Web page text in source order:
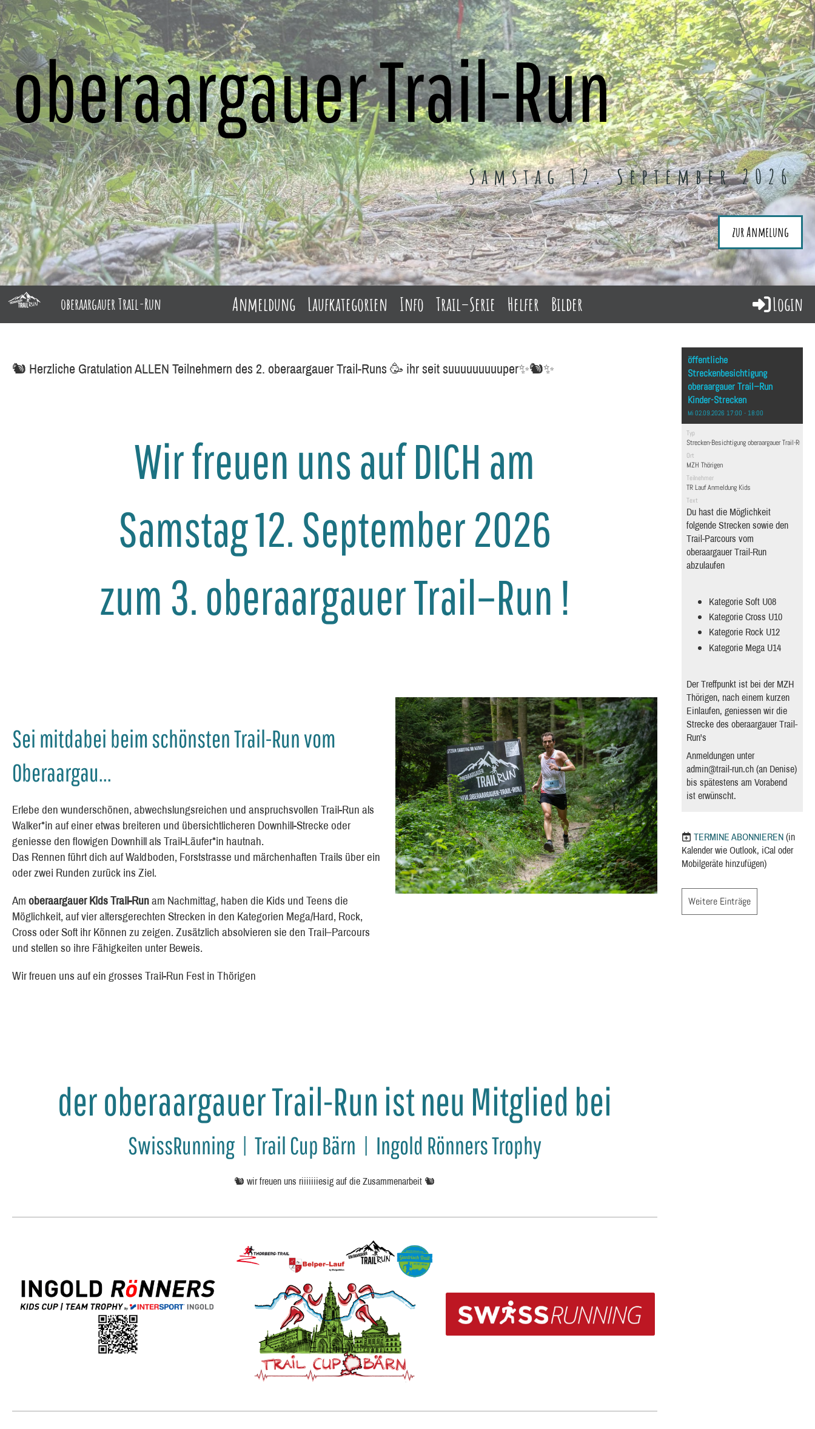
oberaargauer Trail-Run
Samstag 12. September 2026
zur Anmelung
oberaargauer Trail-Run Anmeldung Laufkategorien Info Trail–Serie Helfer Bilder Login
🐿️ Herzliche Gratulation ALLEN Teilnehmern des 2. oberaargauer Trail-Runs 🥳 ihr seit suuuuuuuuuper✨🐿️✨
Wir freuen uns auf DICH am
Samstag 12. September 2026
zum 3. oberaargauer Trail–Run !
Sei mitdabei beim schönsten Trail-Run vom
Oberaargau...
Erlebe den wunderschönen, abwechslungsreichen und anspruchsvollen Trail-Run als
Walker*in auf einer etwas breiteren und übersichtlicheren Downhill-Strecke oder
geniesse den flowigen Downhill als Trail-Läufer*in hautnah.
Das Rennen führt dich auf Waldboden, Forststrasse und märchenhaften Trails über ein
oder zwei Runden zurück ins Ziel.
Amoberaargauer Kids Trail-Runam Nachmittag, haben die Kids und Teens die
Möglichkeit, auf vier altersgerechten Strecken in den Kategorien Mega/Hard, Rock,
Cross oder Soft ihr Können zu zeigen. Zusätzlich absolvieren sie den Trail–Parcours
und stellen so ihre Fähigkeiten unter Beweis.
Wir freuen uns auf ein grosses Trail-Run Fest in Thörigen
der oberaargauer Trail-Run ist neu Mitglied bei
SwissRunning | Trail Cup Bärn | Ingold Rönners Trophy
🐿️ wir freuen uns riiiiiiiesig auf die Zusammenarbeit 🐿️
öffentliche
Streckenbesichtigung
oberaargauer Trail–Run
Kinder-Strecken
Mi 02.09.2026 17:00 - 18:00
Typ
Strecken-Besichtigung oberaargauer Trail-Run
Ort
MZH Thörigen
Teilnehmer
TR Lauf Anmeldung Kids
Text
Du hast die Möglichkeit
folgende Strecken sowie den
Trail-Parcours vom
oberaargauer Trail-Run
abzulaufen
Kategorie Soft U08
Kategorie Cross U10
Kategorie Rock U12
Kategorie Mega U14
Der Treffpunkt ist bei der MZH
Thörigen, nach einem kurzen
Einlaufen, geniessen wir die
Strecke des oberaargauer Trail-
Run's
Anmeldungen unter
admin@trail-run.ch(an Denise)
bis spätestens am Vorabend
ist erwünscht.
TERMINE ABONNIEREN(in
Kalender wie Outlook, iCal oder
Mobilgeräte hinzufügen)
Weitere Einträge